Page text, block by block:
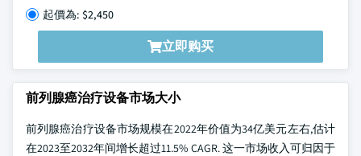
起價為: $2,450
立即购买
前列腺癌治疗设备市场大小
前列腺癌治疗设备市场规模在2022年价值为34亿美元左右,估计
在2023至2032年间增长超过11.5% CAGR. 这一市场收入可归因于